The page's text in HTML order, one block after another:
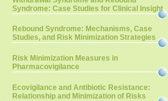
Syndrome: Case Studies for Clinical Insight
Rebound Syndrome: Mechanisms, Case
Studies, and Risk Minimization Strategies
Risk Minimization Measures in
Pharmacovigilance
Ecovigilance and Antibiotic Resistance:
Relationship and Minimization of Risks